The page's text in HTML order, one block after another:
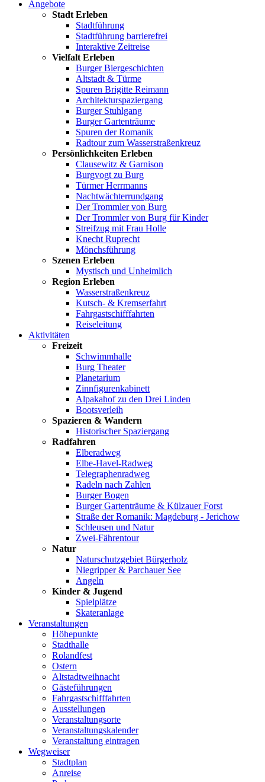
Angebote
Stadt Erleben
Stadtführung
Stadtführung barrierefrei
Interaktive Zeitreise
Vielfalt Erleben
Burger Biergeschichten
Altstadt & Türme
Spuren Brigitte Reimann
Architekturspaziergang
Burger Stuhlgang
Burger Gartenträume
Spuren der Romanik
Radtour zum Wasserstraßenkreuz
Persönlichkeiten Erleben
Clausewitz & Garnison
Burgvogt zu Burg
Türmer Herrmanns
Nachtwächterrundgang
Der Trommler von Burg
Der Trommler von Burg für Kinder
Streifzug mit Frau Holle
Knecht Ruprecht
Mönchsführung
Szenen Erleben
Mystisch und Unheimlich
Region Erleben
Wasserstraßenkreuz
Kutsch- & Kremserfahrt
Fahrgastschifffahrten
Reiseleitung
Aktivitäten
Freizeit
Schwimmhalle
Burg Theater
Planetarium
Zinnfigurenkabinett
Alpakahof zu den Drei Linden
Bootsverleih
Spazieren & Wandern
Historischer Spaziergang
Radfahren
Elberadweg
Elbe-Havel-Radweg
Telegraphenradweg
Radeln nach Zahlen
Burger Bogen
Burger Gartenträume & Külzauer Forst
Straße der Romanik: Magdeburg - Jerichow
Schleusen und Natur
Zwei-Fährentour
Natur
Naturschutzgebiet Bürgerholz
Niegripper & Parchauer See
Angeln
Kinder & Jugend
Spielplätze
Skateranlage
Veranstaltungen
Höhepunkte
Stadthalle
Rolandfest
Ostern
Altstadtweihnacht
Gästeführungen
Fahrgastschifffahrten
Ausstellungen
Veranstaltungsorte
Veranstaltungskalender
Veranstaltung eintragen
Wegweiser
Stadtplan
Anreise